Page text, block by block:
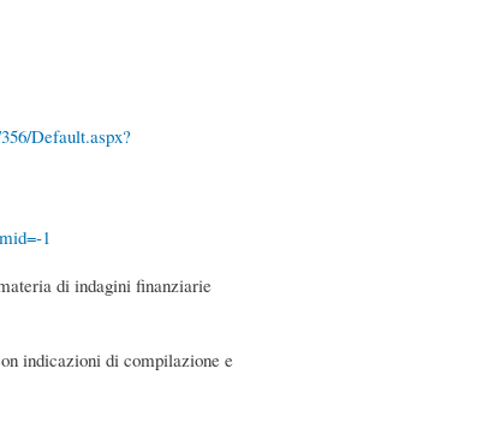
Default.aspx?
1
di indagini finanziarie
indicazioni di compilazione e